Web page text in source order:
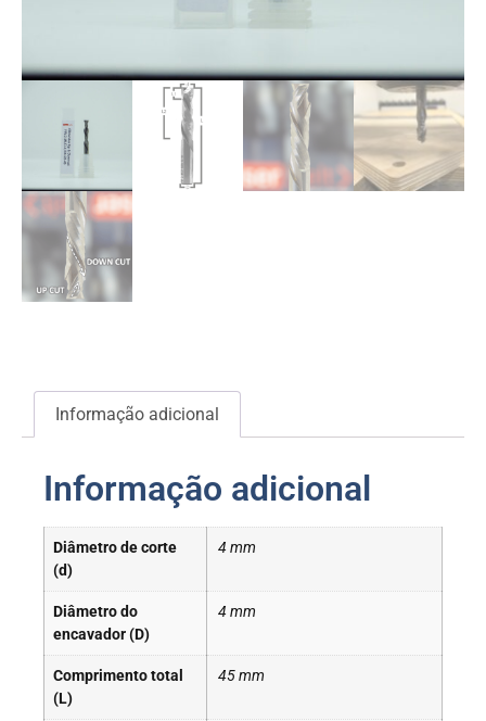
Informação adicional
Informação adicional
Diâmetro de corte
(d)
4 mm
Diâmetro do
encavador (D)
4 mm
Comprimento total
(L)
45 mm